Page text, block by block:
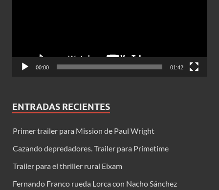
00:00 01:42
ENTRADAS RECIENTES
Primer trailer para Mission de Paul Wright
Cazando depredadores. Trailer para Primetime
Trailer para el thriller rural Eixam
Fernando Franco rueda Lorca con Nacho Sánchez